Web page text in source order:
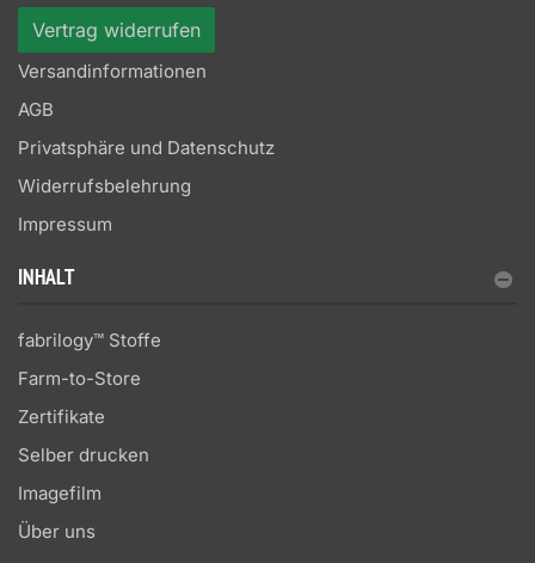
Vertrag widerrufen
Versandinformationen
AGB
Privatsphäre und Datenschutz
Widerrufsbelehrung
Impressum
INHALT
fabrilogy™ Stoffe
Farm-to-Store
Zertifikate
Selber drucken
Imagefilm
Über uns